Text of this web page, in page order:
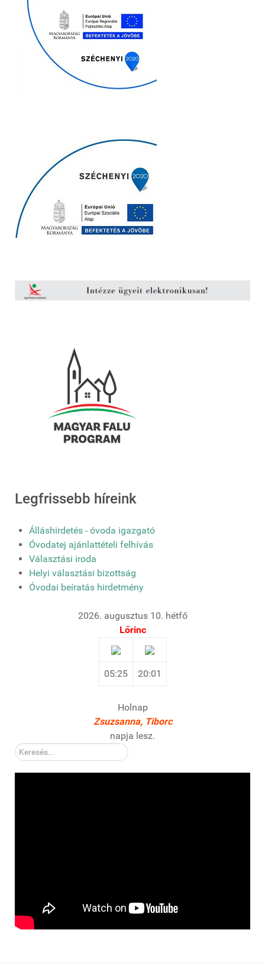
Legfrissebb híreink
Álláshirdetés - óvoda igazgató
Óvodatej ajánlattételi felhívás
Választási iroda
Helyi választási bizottság
Óvodai beíratás hirdetmény
2026. augusztus 10. hétfő
Lőrinc
05:25 20:01
Holnap
Zsuzsanna, Tiborc
napja lesz.
Kereső: